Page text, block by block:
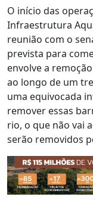
O início das
Infraestrutura
reunião com o
prevista para
envolve a
ao longo de um
uma equivocada
remover essas
rio, o que não vai
serão removidos